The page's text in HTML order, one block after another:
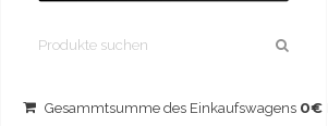
Gesammtsumme des Einkaufswagens 0€